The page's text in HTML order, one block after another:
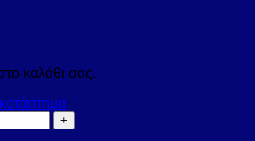
καλάθι σας.